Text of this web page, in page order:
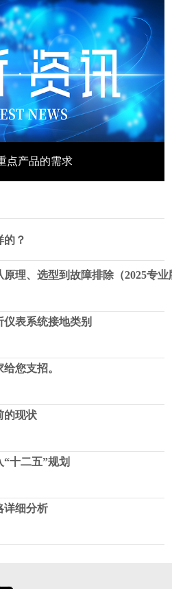
点产品的需求
的？
理、选型到故障排除（2025专业
表系统接地类别
您支招。
的现状
十二五”规划
详细分析